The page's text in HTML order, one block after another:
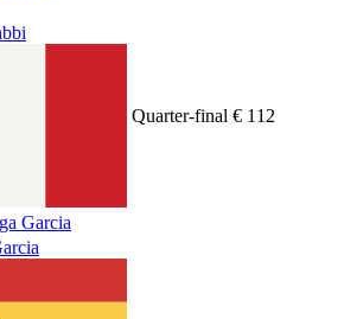
Garcia
Quarter-final € 112